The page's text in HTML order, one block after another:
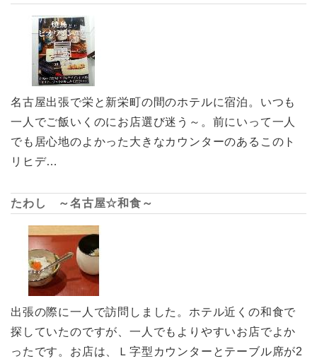
名古屋出張で栄と新栄町の間のホテルに宿泊。いつも
一人でご飯いくのにお店選び迷う～。前にいって一人
でも居心地のよかった大きなカウンターのあるこのト
リヒデ…
たわし ～名古屋☆和食～
出張の際に一人で訪問しました。ホテル近くの和食で
探していたのですが、一人でもよりやすいお店でよか
ったです。お店は、Ｌ字型カウンターとテーブル席が2